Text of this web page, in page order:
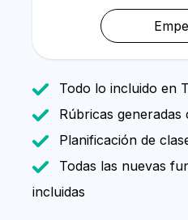
Todo lo incluido en
Rúbricas generadas
Planificación de
Todas las nuevas
incluidas